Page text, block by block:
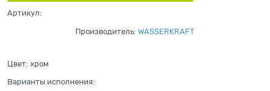
Артикул:
Производитель: WASSERKRAFT
Цвет: хром
Варианты исполнения: